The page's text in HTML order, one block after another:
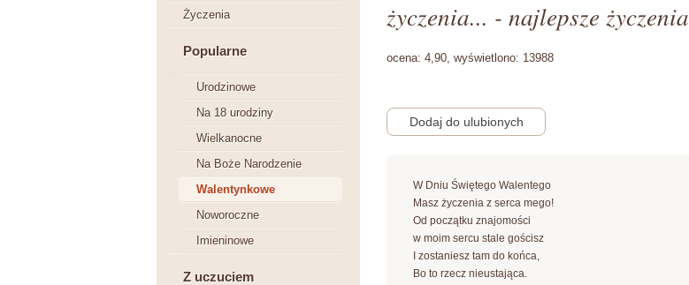
Życzenia
Popularne
Urodzinowe
Na 18 urodziny
Wielkanocne
Na Boże Narodzenie
Walentynkowe
Noworoczne
Imieninowe
Z uczuciem
życzenia... - najlepsze życzenia
ocena: 4,90, wyświetlono: 13988
W Dniu Świętego Walentego
Masz życzenia z serca mego!
Od początku znajomości
w moim sercu stale gościsz
I zostaniesz tam do końca,
Bo to rzecz nieustająca.